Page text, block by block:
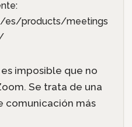
es/products/meetings
imposible que no
Se trata de una
comunicación más